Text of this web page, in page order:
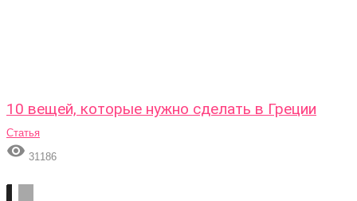
10 вещей, которые нужно сделать в Греции
Статья
 31186